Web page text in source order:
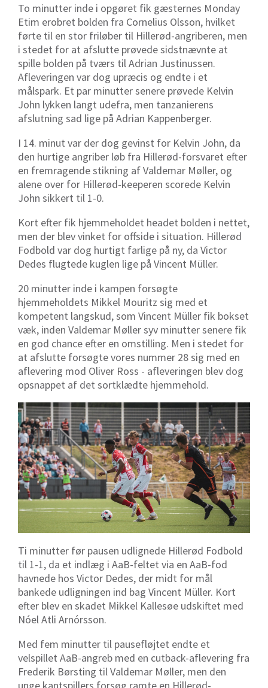
To minutter inde i opgøret fik gæsternes Monday
Etim erobret bolden fra Cornelius Olsson, hvilket
førte til en stor friløber til Hillerød-angriberen, men
i stedet for at afslutte prøvede sidstnævnte at
spille bolden på tværs til Adrian Justinussen.
Afleveringen var dog upræcis og endte i et
målspark. Et par minutter senere prøvede Kelvin
John lykken langt udefra, men tanzanierens
afslutning sad lige på Adrian Kappenberger.
I 14. minut var der dog gevinst for Kelvin John, da
den hurtige angriber løb fra Hillerød-forsvaret efter
en fremragende stikning af Valdemar Møller, og
alene over for Hillerød-keeperen scorede Kelvin
John sikkert til 1-0.
Kort efter fik hjemmeholdet headet bolden i nettet,
men der blev vinket for offside i situation. Hillerød
Fodbold var dog hurtigt farlige på ny, da Victor
Dedes flugtede kuglen lige på Vincent Müller.
20 minutter inde i kampen forsøgte
hjemmeholdets Mikkel Mouritz sig med et
kompetent langskud, som Vincent Müller fik bokset
væk, inden Valdemar Møller syv minutter senere fik
en god chance efter en omstilling. Men i stedet for
at afslutte forsøgte vores nummer 28 sig med en
aflevering mod Oliver Ross - afleveringen blev dog
opsnappet af det sortklædte hjemmehold.
Ti minutter før pausen udlignede Hillerød Fodbold
til 1-1, da et indlæg i AaB-feltet via en AaB-fod
havnede hos Victor Dedes, der midt for mål
bankede udligningen ind bag Vincent Müller. Kort
efter blev en skadet Mikkel Kallesøe udskiftet med
Nóel Atli Arnórsson.
Med fem minutter til pausefløjtet endte et
velspillet AaB-angreb med en cutback-aflevering fra
Frederik Børsting til Valdemar Møller, men den